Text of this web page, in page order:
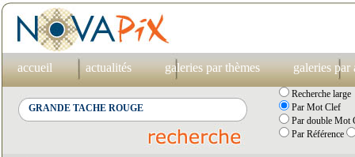
accueil actualités galeries par thèmes galeries par
Recherche large
Par Mot Clef
Par double Mot
Par Référence